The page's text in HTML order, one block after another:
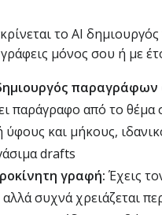
το AI
μόνος σου ή με
παραγράφων
παράγραφο από το θέμα
ύφους και μήκους,
drafts
γραφή: Έχεις
συχνά χρειάζεται